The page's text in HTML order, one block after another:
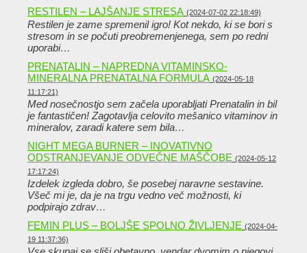
RESTILEN – LAJŠANJE STRESA (2024-07-02 22:18:49)
Restilen je zame spremenil igro! Kot nekdo, ki se bori s
stresom in se počuti preobremenjenega, sem po redni
uporabi…
PRENATALIN – NAPREDNA VITAMINSKO-
MINERALNA PRENATALNA FORMULA (2024-05-18
11:17:21)
Med nosečnostjo sem začela uporabljati Prenatalin in bil
je fantastičen! Zagotavlja celovito mešanico vitaminov in
mineralov, zaradi katere sem bila…
NIGHT MEGA BURNER – INOVATIVNO
ODSTRANJEVANJE ODVEČNE MAŠČOBE (2024-05-12
17:17:24)
Izdelek izgleda dobro, še posebej naravne sestavine.
Všeč mi je, da je na trgu vedno več možnosti, ki
podpirajo zdrav…
FEMIN PLUS – BOLJŠE SPOLNO ŽIVLJENJE (2024-04-
19 11:37:36)